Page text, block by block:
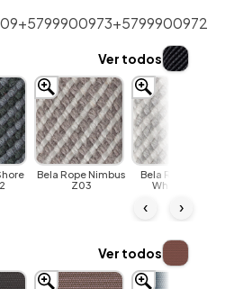
Bela Rope Nimbus
Z03
Bela Rope Polar
White Z04
‹ ›
Ver todos
Ver todos